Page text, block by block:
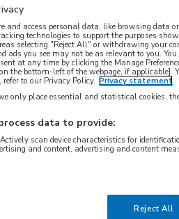
BRANCHE
Onbekend
and access personal data, like browsing data
technologies to support the purposes
selecting "Reject All" or withdrawing your
ads you see may not be as relevant to you.
at any time by clicking the Manage
the bottom-left of the webpage, if applicable].
to our Privacy Policy. Privacy statement
only place essential and statistical cookies,
data to provide:
scan device characteristics for
and content, advertising and content
Reject All